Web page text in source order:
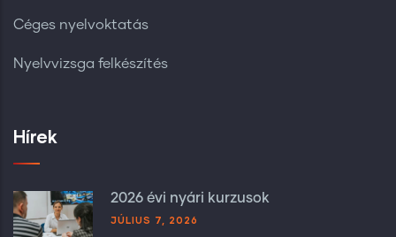
Céges nyelvoktatás
Nyelvvizsga felkészítés
Hírek
2026 évi nyári kurzusok
JÚLIUS 7, 2026